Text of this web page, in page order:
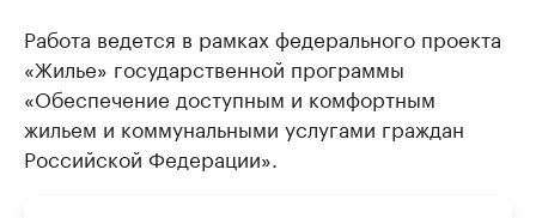
Работа ведется в рамках федерального проекта
«Жилье» государственной программы
«Обеспечение доступным и комфортным
жильем и коммунальными услугами граждан
Российской Федерации».